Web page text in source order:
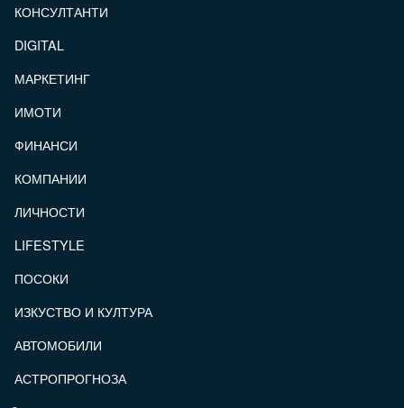
КОНСУЛТАНТИ
DIGITAL
МАРКЕТИНГ
ИМОТИ
ФИНАНСИ
КОМПАНИИ
ЛИЧНОСТИ
LIFESTYLE
ПОСОКИ
ИЗКУСТВО И КУЛТУРА
АВТОМОБИЛИ
АСТРОПРОГНОЗА